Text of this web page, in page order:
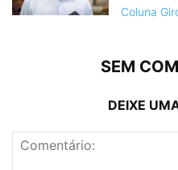
Coluna
SEM
DEIXE